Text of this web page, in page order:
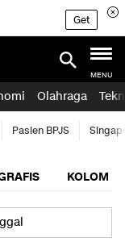
Get
MENU
Olahraga
Pasien BPJS
KOLOM